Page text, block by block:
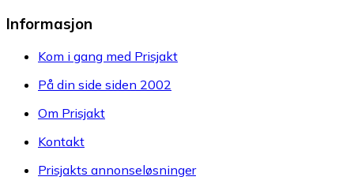
Informasjon
Kom i gang med Prisjakt
På din side siden 2002
Om Prisjakt
Kontakt
Prisjakts annonseløsninger